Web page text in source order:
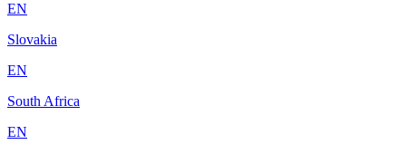
EN
Slovakia
EN
South Africa
EN